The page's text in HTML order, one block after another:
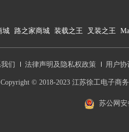
城 路之家商城 装载之王 叉装之王
们 法律声明及隐私权政策 用户协
Copyright © 2018-2023 江苏徐工电子商
苏公网安